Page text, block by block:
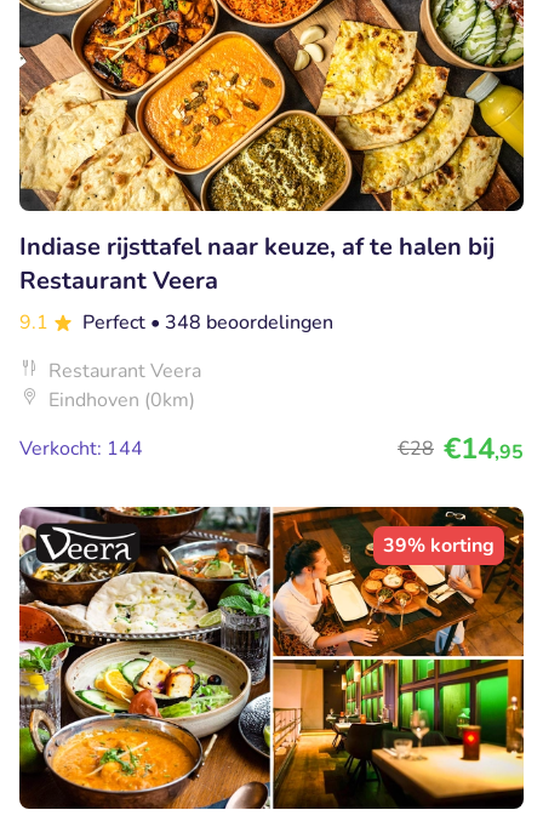
Indiase rijsttafel naar keuze, af te halen bij
Restaurant Veera
9.1 Perfect • 348 beoordelingen
Restaurant Veera
Eindhoven (0km)
Verkocht: 144
€28 €14,95
39% korting